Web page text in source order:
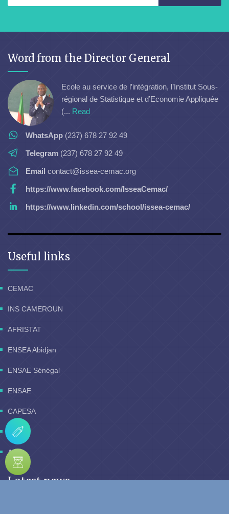
Word from the Director General
Ecole au service de l’intégration, l’Institut Sous-
régional de Statistique et d’Economie Appliquée
(... Read
WhatsApp (237) 678 27 92 49
Telegram (237) 678 27 92 49
Email contact@issea-cemac.org
https://www.facebook.com/IsseaCemac/
https://www.linkedin.com/school/issea-cemac/
Useful links
CEMAC
INS CAMEROUN
AFRISTAT
ENSEA Abidjan
ENSAE Sénégal
ENSAE
CAPESA
INSEE
AUF
Latest news